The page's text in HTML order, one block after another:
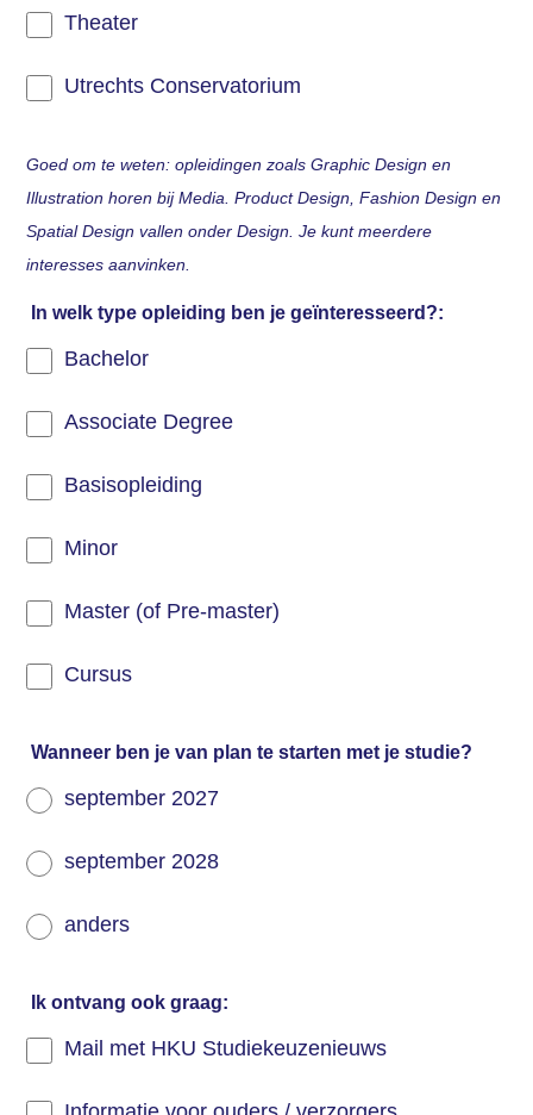
Theater
Utrechts Conservatorium
Goed om te weten: opleidingen zoals Graphic Design en
Illustration horen bij Media. Product Design, Fashion Design en
Spatial Design vallen onder Design. Je kunt meerdere
interesses aanvinken.
In welk type opleiding ben je geïnteresseerd?:
Bachelor
Associate Degree
Basisopleiding
Minor
Master (of Pre-master)
Cursus
Wanneer ben je van plan te starten met je studie?
september 2027
september 2028
anders
Ik ontvang ook graag:
Mail met HKU Studiekeuzenieuws